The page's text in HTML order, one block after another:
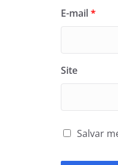
E-mail*
Site
Salvar